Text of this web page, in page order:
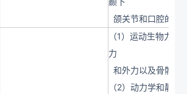
颌关节和口腔的腺
（1）运动生物力
力
和外力以及骨骼力
（2）动力学和静力